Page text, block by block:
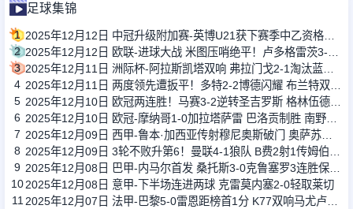
足球集锦
1
2
3
4
5
6
7
8
9
102025年12月08日 意甲-下半场连进两球 克雷莫内塞2-0轻取莱切
11